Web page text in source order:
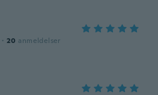
· 20 anmeldelser